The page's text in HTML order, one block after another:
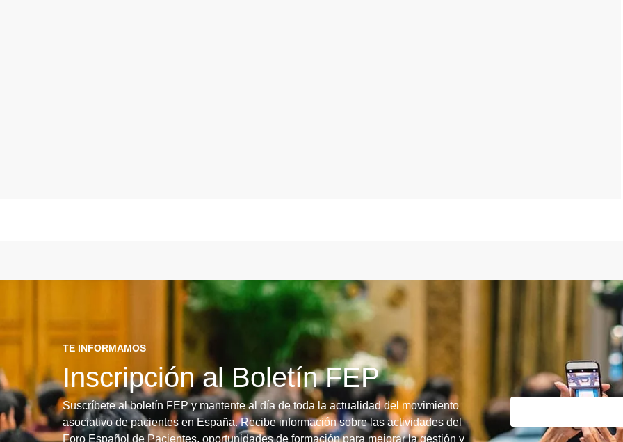
TE INFORMAMOS
Inscripción al Boletín FEP
Suscríbete al boletín FEP y mantente al día de toda la actualidad del movimiento
asociativo de pacientes en España. Recibe información sobre las actividades del
Foro Español de Pacientes, oportunidades de formación para mejorar la gestión y